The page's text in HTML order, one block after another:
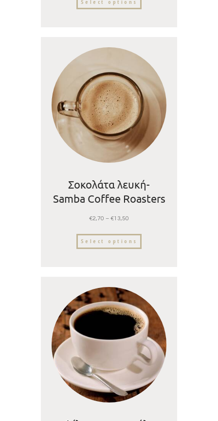
Select options
Σοκολάτα λευκή-
Samba Coffee Roasters
€2,70 – €13,50
Select options